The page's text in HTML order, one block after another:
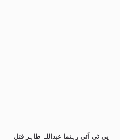
پی ٹی آئی رہنما عبداللہ طاہر قتل